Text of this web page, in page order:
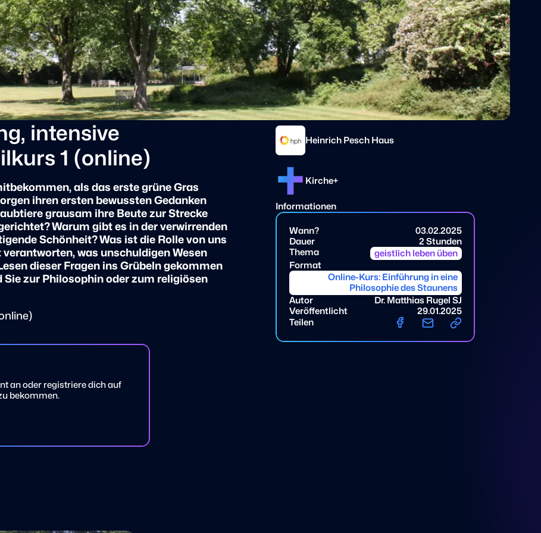
Heinrich Pesch Haus
Kirche+
Informationen
Wann?
03.02.2025
Dauer
2 Stunden
Thema
geistlich leben üben
Format
Online-Kurs: Einführung in eine
Philosophie des Staunens
Autor
Dr. Matthias Rugel SJ
Veröffentlicht
29.01.2025
Teilen
intensive
1 (online)
als das erste grüne Gras
ihren ersten bewussten Gedanken
grausam ihre Beute zur Strecke
Warum gibt es in der verwirrenden
Schönheit? Was ist die Rolle von uns
was unschuldigen Wesen
dieser Fragen ins Grübeln gekommen
zur Philosophin oder zum religiösen
an oder registriere dich auf
bekommen.